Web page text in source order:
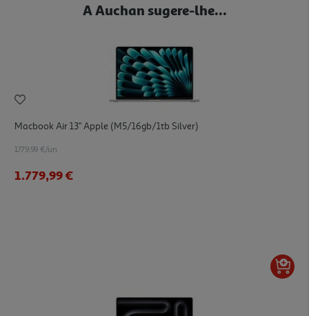
A Auchan sugere-lhe...
Macbook Air 13" Apple (m5/16gb/1tb Silver)
1779.99 €/un
1.779,99 €